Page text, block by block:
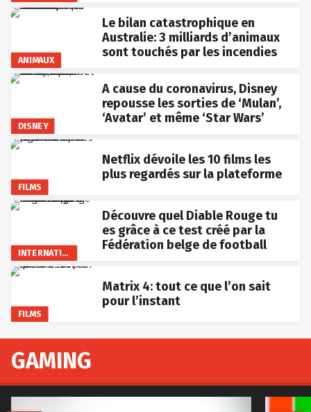
ANIMAUX
Le bilan catastrophique en
Australie: 3 milliards d’animaux
sont touchés par les incendies
DISNEY
A cause du coronavirus, Disney
repousse les sorties de ‘Mulan’,
‘Avatar’ et même ‘Star Wars’
FILMS
Netflix dévoile les 10 films les
plus regardés sur la plateforme
INTERNATIONAL
Découvre quel Diable Rouge tu
es grâce à ce test créé par la
Fédération belge de football
FILMS
Matrix 4: tout ce que l’on sait
pour l’instant
GAMING